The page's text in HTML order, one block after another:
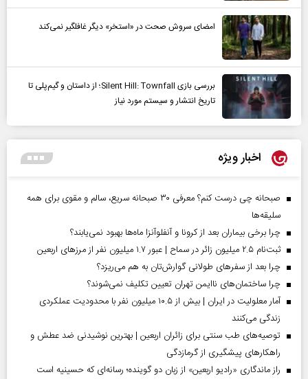
امضای سروش صحت در «استخر» دیگر غافلگیر نمی‌کند
بررسی بازی Silent Hill: Townfall؛ از داستان و گیم‌پلی تا
تاریخ انتشار و سیستم مورد نیاز
اخبار ویژه
صبحانه چی درست کنم؟ معرفی ۳۰ صبحانه سریع، سالم و مقوی برای همه
سلیقه‌ها
چرا برخی بیماران بعد از کرونا و آنفلوآنزا ماه‌ها بهبود نمی‌یابند؟
ثبت‌نام ۲.۵ میلیون زائر در سماح | عبور ۱.۷ میلیون نفر از مرز‌های اربعین
چرا بعد از سفرهای طولانی گوارش‌تان به هم می‌ریزد؟
چرا ساختمان‌های ناایمن تهران تعیین تکلیف نمی‌شوند؟
آمار معلولیت در ایران | بیش از ۱۰.۵ میلیون نفر با محدودیت عملکردی
زندگی می‌کنند
توصیه‌های طب سنتی برای زائران اربعین | بهترین نوشیدنی ضد عطش و
راهکارهای پیشگیری از گرمازدگی
راز ماندگاری «رادیو اربعین» از زبان دو گوینده؛ رسانه‌ای که حسینیه است